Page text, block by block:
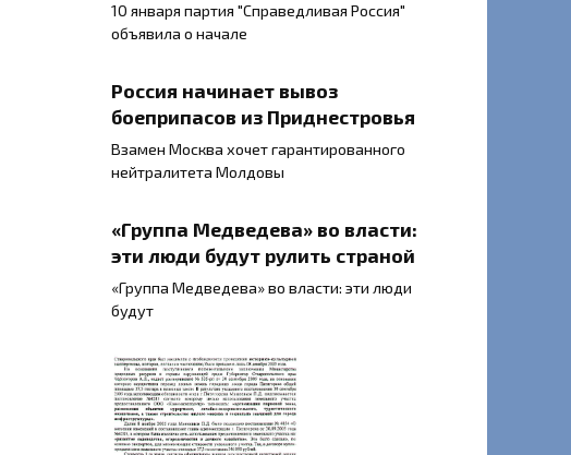
10 января партия "Справедливая Россия"
объявила о начале
Россия начинает вывоз
боеприпасов из Приднестровья
Взамен Москва хочет гарантированного
нейтралитета Молдовы
«Группа Медведева» во власти:
эти люди будут рулить страной
«Группа Медведева» во власти: эти люди
будут